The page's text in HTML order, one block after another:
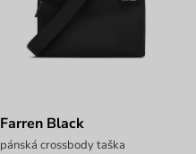
Farren Black
pánská crossbody taška